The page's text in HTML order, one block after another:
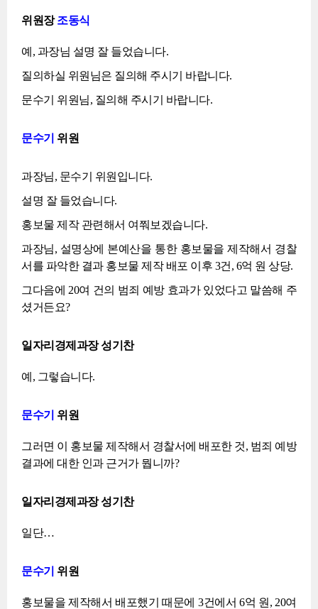
위원장조동식
예, 과장님 설명 잘 들었습니다.
질의하실 위원님은 질의해 주시기 바랍니다.
문수기 위원님, 질의해 주시기 바랍니다.
문수기 위원
과장님, 문수기 위원입니다.
설명 잘 들었습니다.
홍보물 제작 관련해서 여쭤보겠습니다.
과장님, 설명상에 본예산을 통한 홍보물을 제작해서 경찰
서를 파악한 결과 홍보물 제작 배포 이후 3건, 6억 원 상당.
그다음에 20여 건의 범죄 예방 효과가 있었다고 말씀해 주
셨거든요?
일자리경제과장 성기찬
예, 그렇습니다.
문수기 위원
그러면 이 홍보물 제작해서 경찰서에 배포한 것, 범죄 예방
결과에 대한 인과 근거가 뭡니까?
일자리경제과장 성기찬
일단…
문수기 위원
홍보물을 제작해서 배포했기 때문에 3건에서 6억 원, 20여